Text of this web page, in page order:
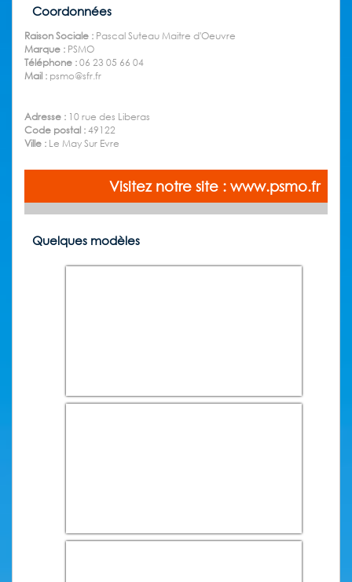
Coordonnées
Raison Sociale : Pascal Suteau Maitre d'Oeuvre
Marque : PSMO
Téléphone :06 23 05 66 04
Mail : psmo@sfr.fr
Adresse : 10 rue des Liberas
Code postal :49122
Ville : Le May Sur Evre
Visitez notre site : www.psmo.fr
Quelques modèles